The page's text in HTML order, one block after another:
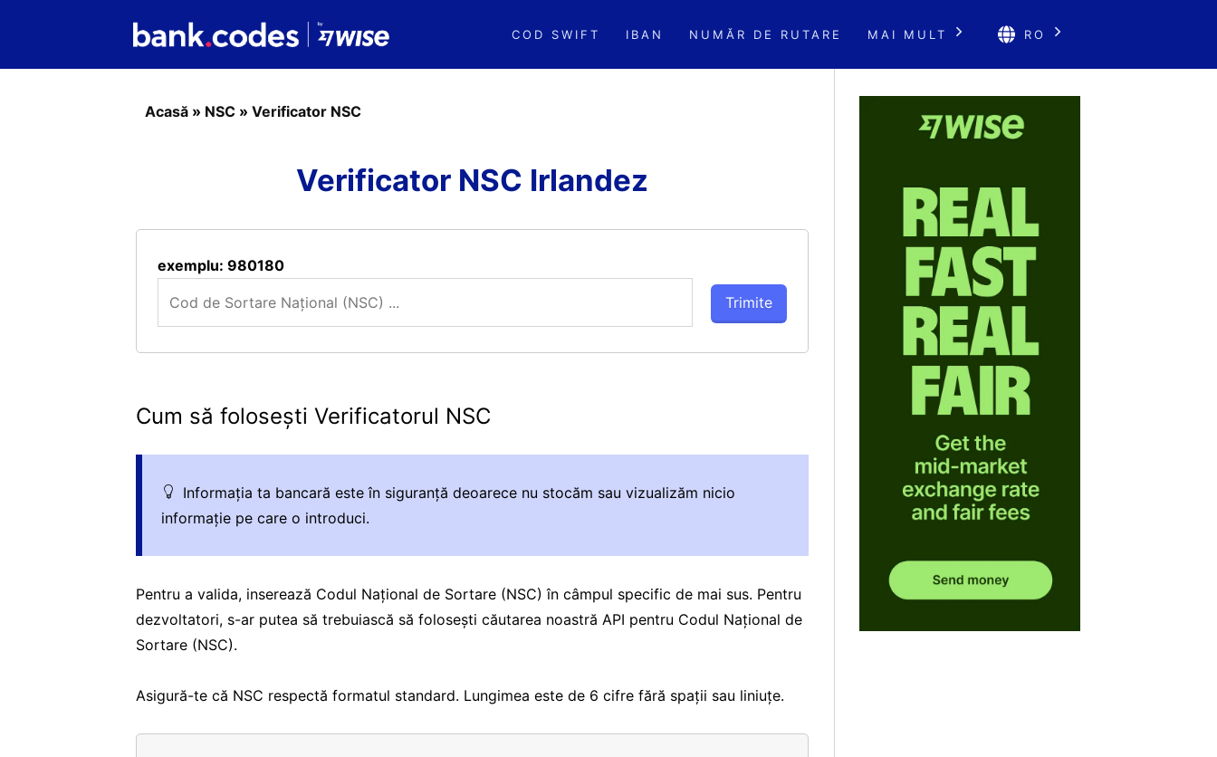
COD SWIFT IBAN NUMĂR DE RUTARE MAI MULT RO
Acasă » NSC » Verificator NSC
Verificator NSC Irlandez
exemplu: 980180
Cum să folosești Verificatorul NSC
Informația ta bancară este în siguranță deoarece nu stocăm sau vizualizăm nicio
informație pe care o introduci.
Pentru a valida, inserează Codul Național de Sortare (NSC) în câmpul specific de mai sus. Pentru
dezvoltatori, s-ar putea să trebuiască să folosești căutarea noastră API pentru Codul Național de
Sortare (NSC).
Asigură-te că NSC respectă formatul standard. Lungimea este de 6 cifre fără spații sau liniuțe.